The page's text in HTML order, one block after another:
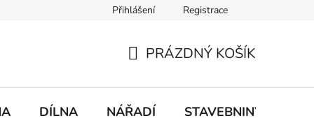
Doprava a platbaPřihlášení Registrace
KOŠÍK
PRÁZDNÝ KOŠÍK
DÍLNA NÁŘADÍ STAVEBNINY